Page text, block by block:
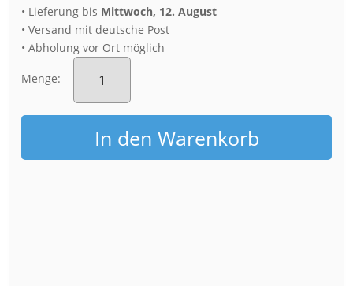
• Lieferung bis Mittwoch, 12. August
• Versand mit deutsche Post
• Abholung vor Ort möglich
Menge:
Fotoabzug
(01547)
Luftbild
Menge
In den Warenkorb